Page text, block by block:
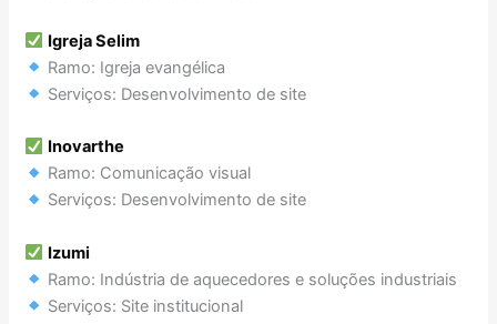
Igreja Selim
Ramo: Igreja evangélica
Serviços: Desenvolvimento de site
Inovarthe
Ramo: Comunicação visual
Serviços: Desenvolvimento de site
Izumi
Ramo: Indústria de aquecedores e soluções industriais
Serviços: Site institucional